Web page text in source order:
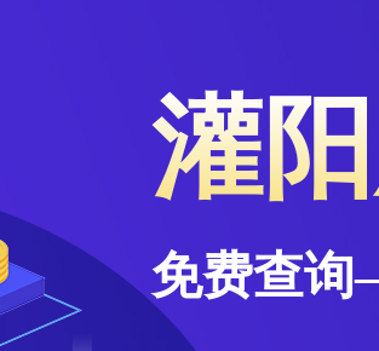
灌
免费查